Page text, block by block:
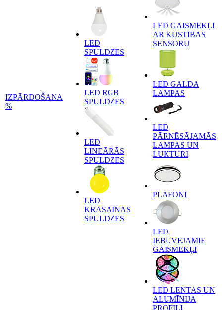
IZPĀRDOŠANA
%
LED
SPULDZES
LED RGB
SPULDZES
LED
LINEĀRĀS
SPULDZES
LED
KRĀSAINĀS
SPULDZES
LED GAISMEKĻI
AR KUSTĪBAS
SENSORU
LED GALDA
LAMPAS
LED
PĀRNĒSĀJAMĀS
LAMPAS UN
LUKTURI
PLAFONI
LED
IEBŪVĒJAMIE
GAISMEKĻI
LED LENTAS UN
ALUMĪNIJA
PROFILI